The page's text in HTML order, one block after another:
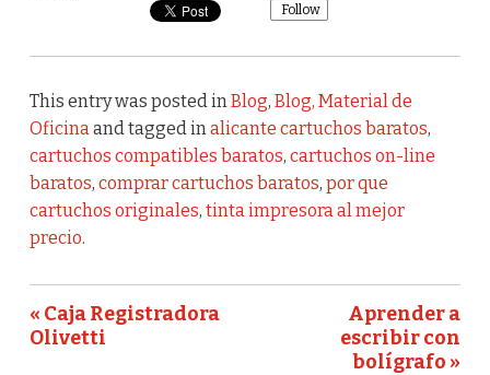
Follow
This entry was posted in Blog, Blog, Material de
Oficina and tagged in alicante cartuchos baratos,
cartuchos compatibles baratos, cartuchos on-line
baratos, comprar cartuchos baratos, por que
cartuchos originales, tinta impresora al mejor
precio.
« Caja Registradora
Olivetti
Aprender a
escribir con
bolígrafo »